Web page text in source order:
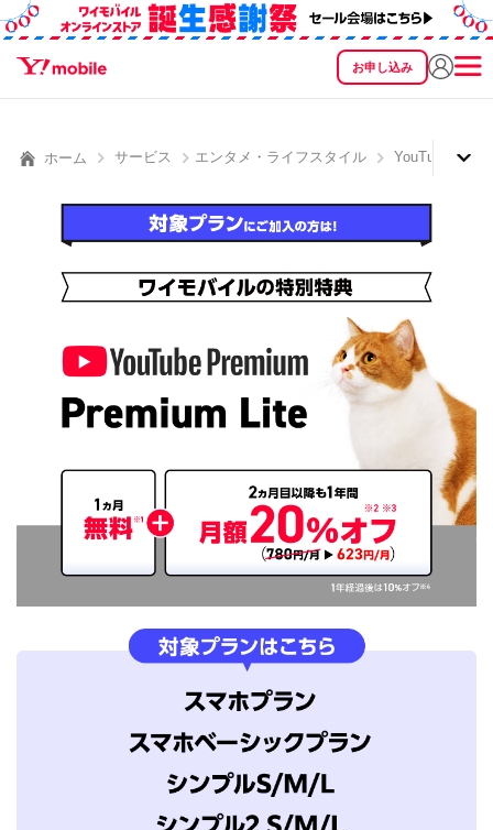
お申し込み
SEARCH
ホーム サービス エンタメ・ライフスタイル YouTube